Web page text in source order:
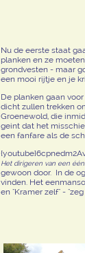
Nu de eerste staat
planken en ze
grondvesten - maar
een mooi rijtje en je
De planken gaan
dicht zullen trekken
Groenewold, die
geint dat het
een fanfare als de
Het dirigeren van een
gewoon door. In de
vinden. Het
en "Kramer zelf" -